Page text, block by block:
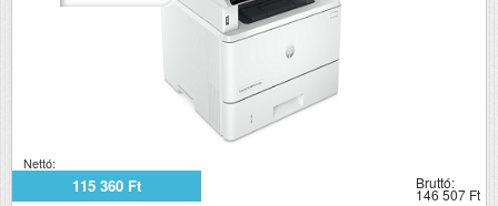
Nettó:
115 360 Ft Bruttó:
146 507 Ft